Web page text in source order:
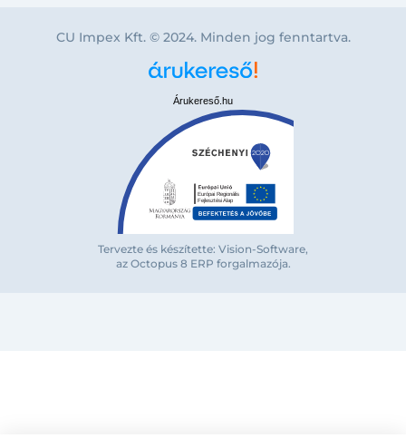
Bejelentkezés e-mail-címmel
CU Impex Kft. © 2024. Minden jog fenntartva.
Árukereső.hu
Tervezte és készítette: Vision-Software,
az Octopus 8 ERP forgalmazója.